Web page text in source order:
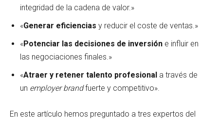
integridad de la cadena de valor.»
«Generar eficiencias y reducir el coste de ventas.»
«Potenciar las decisiones de inversión e influir en
las negociaciones finales.»
«Atraer y retener talento profesional a través de
un employer brandfuerte y competitivo».
En este artículo hemos preguntado a tres expertos del